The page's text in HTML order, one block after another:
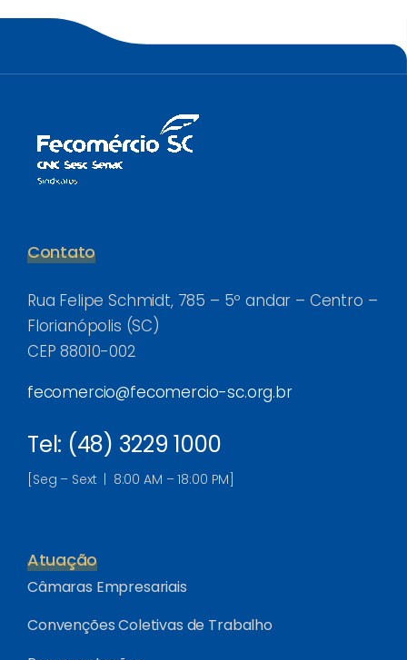
Contato
Rua Felipe Schmidt, 785 – 5º andar – Centro –
Florianópolis (SC)
CEP 88010-002
fecomercio@fecomercio-sc.org.br
Tel: (48) 3229 1000
[Seg – Sext | 8:00 AM – 18:00 PM]
Atuação
Câmaras Empresariais
Convenções Coletivas de Trabalho